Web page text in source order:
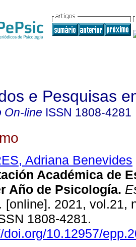
e Pesquisas
On-line ISSN 1808-4281
Adriana Benevides
Académica de
Año de Psicología.
[online]. 2021, vol.21,
1808-4281.
doi.org/10.12957/